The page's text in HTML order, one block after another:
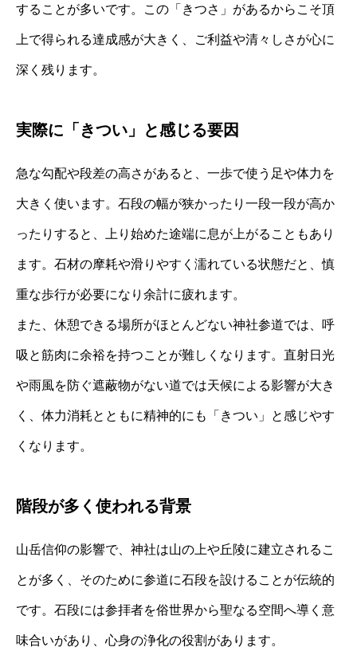
することが多いです。この「きつさ」があるからこそ頂
上で得られる達成感が大きく、ご利益や清々しさが心に
深く残ります。
実際に「きつい」と感じる要因
急な勾配や段差の高さがあると、一歩で使う足や体力を
大きく使います。石段の幅が狭かったり一段一段が高か
ったりすると、上り始めた途端に息が上がることもあり
ます。石材の摩耗や滑りやすく濡れている状態だと、慎
重な歩行が必要になり余計に疲れます。
また、休憩できる場所がほとんどない神社参道では、呼
吸と筋肉に余裕を持つことが難しくなります。直射日光
や雨風を防ぐ遮蔽物がない道では天候による影響が大き
く、体力消耗とともに精神的にも「きつい」と感じやす
くなります。
階段が多く使われる背景
山岳信仰の影響で、神社は山の上や丘陵に建立されるこ
とが多く、そのために参道に石段を設けることが伝統的
です。石段には参拝者を俗世界から聖なる空間へ導く意
味合いがあり、心身の浄化の役割があります。